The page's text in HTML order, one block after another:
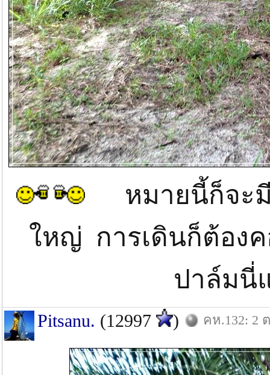
หมายนี้ก็จะมี
ใหญ่ การเดินก็ต้อง
ปาล์ม
Pitsanu. (12997 ) คห.132: 2